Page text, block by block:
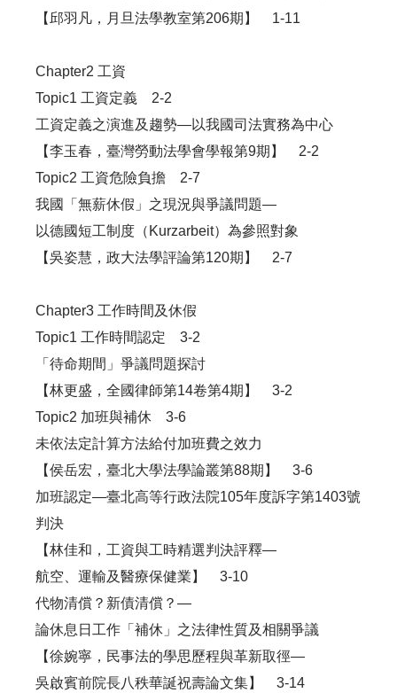
【邱羽凡，月旦法學教室第206期】 1-11
Chapter2 工資
Topic1 工資定義 2-2
工資定義之演進及趨勢—以我國司法實務為中心
【李玉春，臺灣勞動法學會學報第9期】 2-2
Topic2 工資危險負擔 2-7
我國「無薪休假」之現況與爭議問題—
以德國短工制度（Kurzarbeit）為參照對象
【吳姿慧，政大法學評論第120期】 2-7
Chapter3 工作時間及休假
Topic1 工作時間認定 3-2
「待命期間」爭議問題探討
【林更盛，全國律師第14卷第4期】 3-2
Topic2 加班與補休 3-6
未依法定計算方法給付加班費之效力
【侯岳宏，臺北大學法學論叢第88期】 3-6
加班認定—臺北高等行政法院105年度訴字第1403號
判決
【林佳和，工資與工時精選判決評釋—
航空、運輸及醫療保健業】 3-10
代物清償？新債清償？—
論休息日工作「補休」之法律性質及相關爭議
【徐婉寧，民事法的學思歷程與革新取徑—
吳啟賓前院長八秩華誕祝壽論文集】 3-14